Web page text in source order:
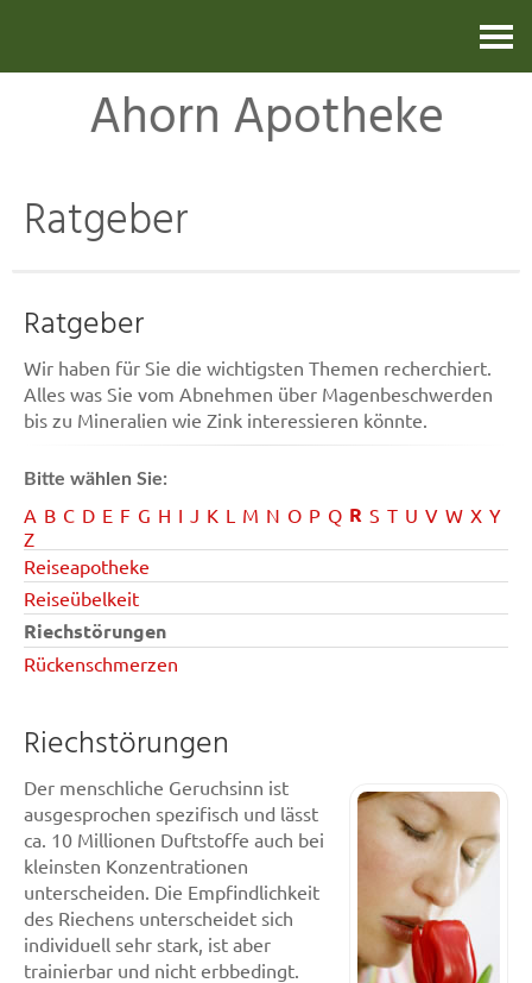
Ahorn Apotheke
Ratgeber
Ratgeber
Wir haben für Sie die wichtigsten Themen recherchiert.
Alles was Sie vom Abnehmen über Magenbeschwerden
bis zu Mineralien wie Zink interessieren könnte.
Bitte wählen Sie:
A B C D E F G H I J K L M N O P Q R S T U V W X Y
Z
Reiseapotheke
Reiseübelkeit
Riechstörungen
Rückenschmerzen
Riechstörungen
Der menschliche Geruchsinn ist
ausgesprochen spezifisch und lässt
ca. 10 Millionen Duftstoffe auch bei
kleinsten Konzentrationen
unterscheiden. Die Empfindlichkeit
des Riechens unterscheidet sich
individuell sehr stark, ist aber
trainierbar und nicht erbbedingt.